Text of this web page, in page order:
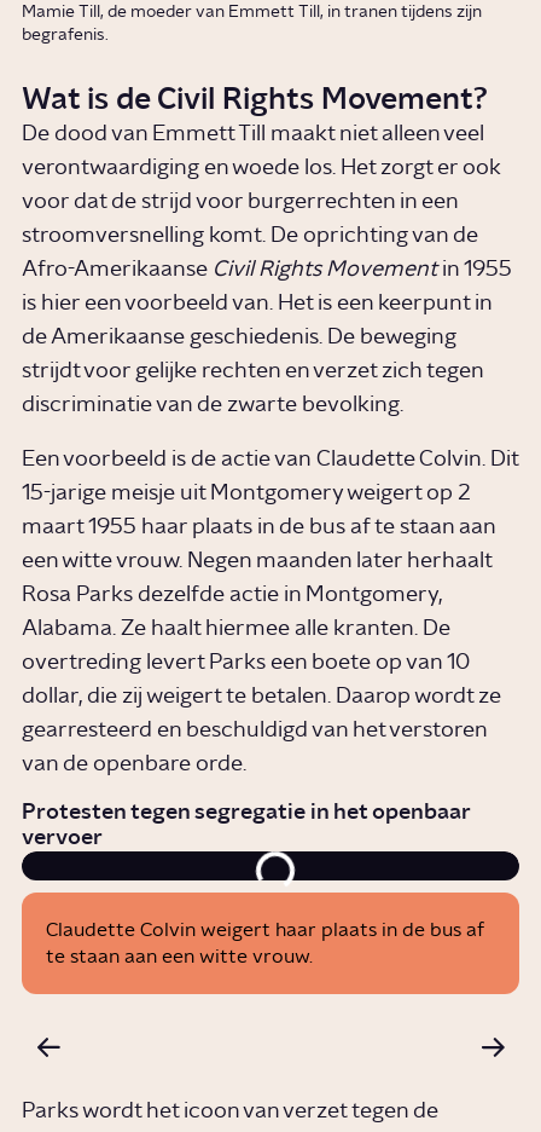
Mamie Till, de moeder van Emmett Till, in tranen tijdens zijn
begrafenis.
Wat is de Civil Rights Movement?
De dood van Emmett Till maakt niet alleen veel
verontwaardiging en woede los. Het zorgt er ook
voor dat de strijd voor burgerrechten in een
stroomversnelling komt. De oprichting van de
Afro-Amerikaanse Civil Rights Movementin 1955
is hier een voorbeeld van. Het is een keerpunt in
de Amerikaanse geschiedenis. De beweging
strijdt voor gelijke rechten en verzet zich tegen
discriminatie van de zwarte bevolking.
Een voorbeeld is de actie van Claudette Colvin. Dit
15-jarige meisje uit Montgomery weigert op 2
maart 1955 haar plaats in de bus af te staan aan
een witte vrouw. Negen maanden later herhaalt
Rosa Parks dezelfde actie in Montgomery,
Alabama. Ze haalt hiermee alle kranten. De
overtreding levert Parks een boete op van 10
dollar, die zij weigert te betalen. Daarop wordt ze
gearresteerd en beschuldigd van het verstoren
van de openbare orde.
Protesten tegen segregatie in het openbaar
vervoer
Claudette Colvin weigert haar plaats in de bus af
te staan aan een witte vrouw.
Parks wordt het icoon van verzet tegen de